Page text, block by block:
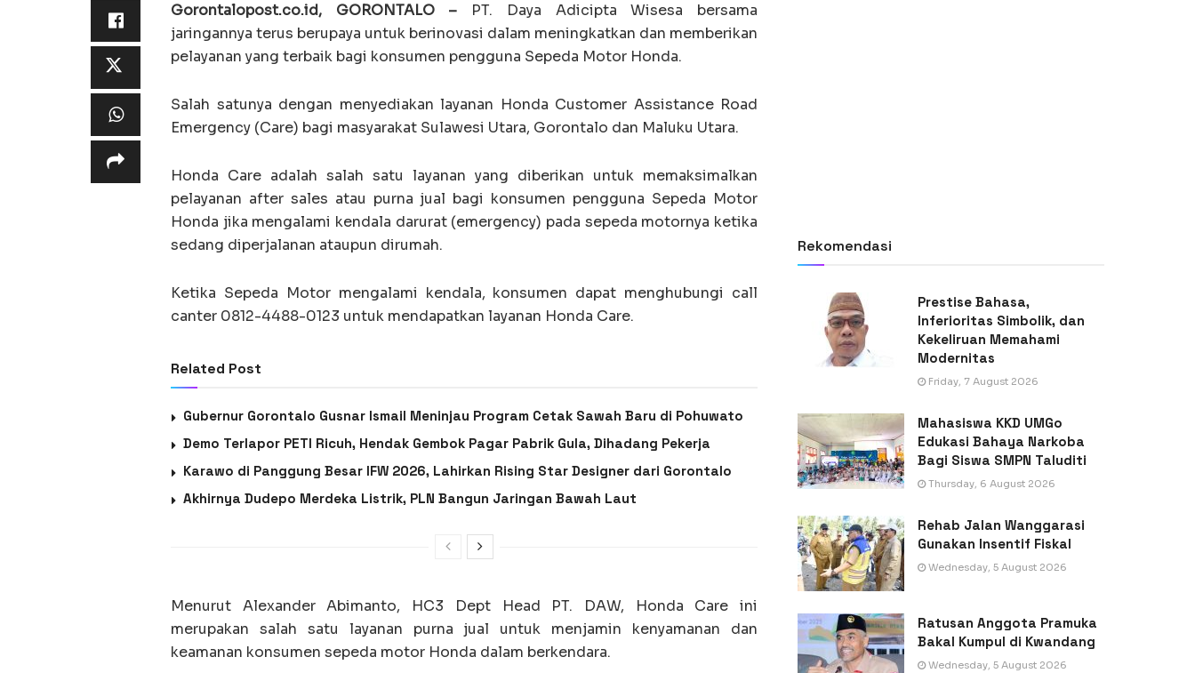
Gorontalopost.co.id, GORONTALO – PT. Daya Adicipta Wisesa bersama
jaringannya terus berupaya untuk berinovasi dalam meningkatkan dan memberikan
pelayanan yang terbaik bagi konsumen pengguna Sepeda Motor Honda.
Salah satunya dengan menyediakan layanan Honda Customer Assistance Road
Emergency (Care) bagi masyarakat Sulawesi Utara, Gorontalo dan Maluku Utara.
Honda Care adalah salah satu layanan yang diberikan untuk memaksimalkan
pelayanan after sales atau purna jual bagi konsumen pengguna Sepeda Motor
Honda jika mengalami kendala darurat (emergency) pada sepeda motornya ketika
sedang diperjalanan ataupun dirumah.
Ketika Sepeda Motor mengalami kendala, konsumen dapat menghubungi call
canter 0812-4488-0123 untuk mendapatkan layanan Honda Care.
Related Post
Gubernur Gorontalo Gusnar Ismail Meninjau Program Cetak Sawah Baru di Pohuwato
Demo Terlapor PETI Ricuh, Hendak Gembok Pagar Pabrik Gula, Dihadang Pekerja
Karawo di Panggung Besar IFW 2026, Lahirkan Rising Star Designer dari Gorontalo
Akhirnya Dudepo Merdeka Listrik, PLN Bangun Jaringan Bawah Laut
Menurut Alexander Abimanto, HC3 Dept Head PT. DAW, Honda Care ini
merupakan salah satu layanan purna jual untuk menjamin kenyamanan dan
keamanan konsumen sepeda motor Honda dalam berkendara.
Rekomendasi
Prestise Bahasa,
Inferioritas Simbolik, dan
Kekeliruan Memahami
Modernitas
Friday, 7 August 2026
Mahasiswa KKD UMGo
Edukasi Bahaya Narkoba
Bagi Siswa SMPN Taluditi
Thursday, 6 August 2026
Rehab Jalan Wanggarasi
Gunakan Insentif Fiskal
Wednesday, 5 August 2026
Ratusan Anggota Pramuka
Bakal Kumpul di Kwandang
Wednesday, 5 August 2026